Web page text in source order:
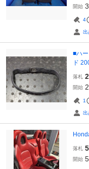
開始
4
出
■ハ
ド
落札
開始
1
出
落札
開始